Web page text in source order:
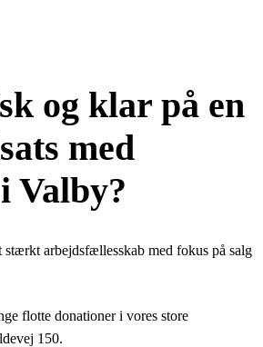
og klar på en
med
Valby?
arbejdsfællesskab med fokus på salg
flotte donationer i vores store
150.